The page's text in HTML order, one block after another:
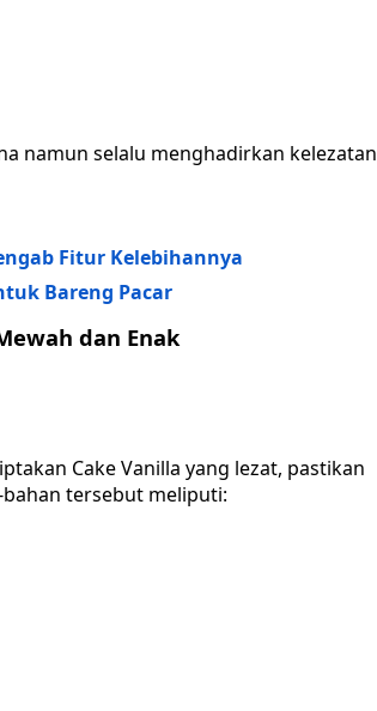
namun selalu menghadirkan kelezatan
Fitur Kelebihannya
Bareng Pacar
dan Enak
Cake Vanilla yang lezat, pastikan
tersebut meliputi: